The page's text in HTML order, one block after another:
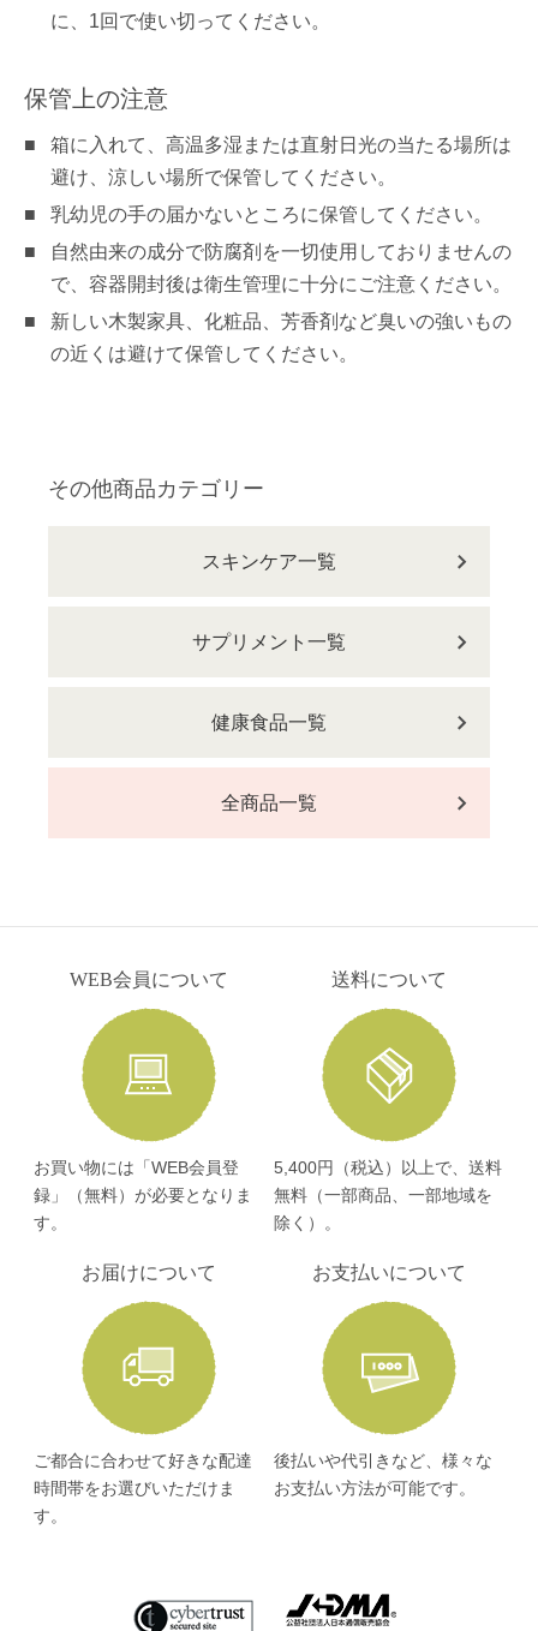
に、1回で使い切ってください。
保管上の注意
箱に入れて、高温多湿または直射日光の当たる場所は
避け、涼しい場所で保管してください。
乳幼児の手の届かないところに保管してください。
自然由来の成分で防腐剤を一切使用しておりませんの
で、容器開封後は衛生管理に十分にご注意ください。
新しい木製家具、化粧品、芳香剤など臭いの強いもの
の近くは避けて保管してください。
その他商品カテゴリー
スキンケア一覧
サプリメント一覧
健康食品一覧
全商品一覧
WEB会員について
お買い物には「WEB会員登
録」（無料）が必要となりま
す。
送料について
5,400円（税込）以上で、送料
無料（一部商品、一部地域を
除く）。
お届けについて
ご都合に合わせて好きな配達
時間帯をお選びいただけま
す。
お支払いについて
後払いや代引きなど、様々な
お支払い方法が可能です。